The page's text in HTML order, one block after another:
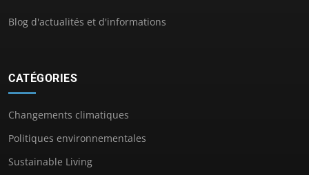
Blog d'actualités et d'informations
CATÉGORIES
Changements climatiques
Politiques environnementales
Sustainable Living